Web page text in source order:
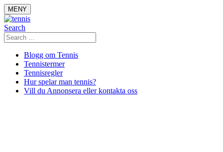
Skip
to
content
MENY
Search
Search
for:
Blogg om Tennis
Tennistermer
Tennisregler
Hur spelar man tennis?
Vill du Annonsera eller kontakta oss